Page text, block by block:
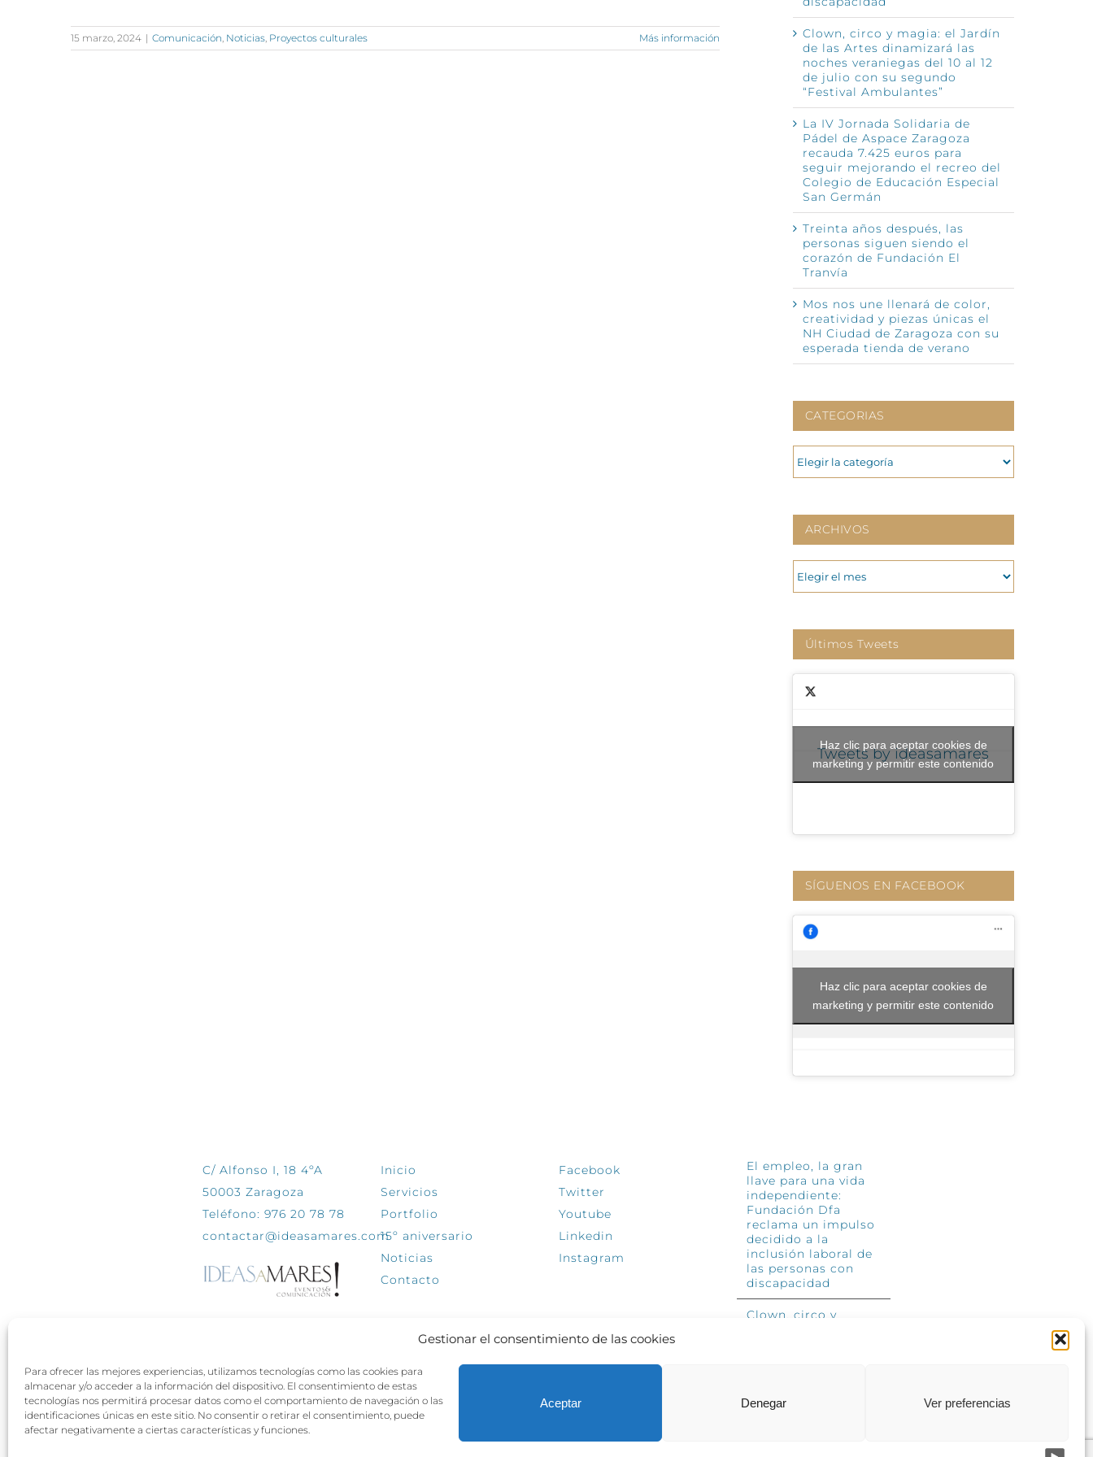
Gestionar el consentimiento de las cookies
Para ofrecer las mejores experiencias, utilizamos tecnologías como las cookies para
almacenar y/o acceder a la información del dispositivo. El consentimiento de estas
tecnologías nos permitirá procesar datos como el comportamiento de navegación o las
identificaciones únicas en este sitio. No consentir o retirar el consentimiento, puede
afectar negativamente a ciertas características y funciones.
Aceptar Denegar Ver preferencias
15 marzo, 2024 | Comunicación, Noticias, Proyectos culturales Más información
Clown, circo y magia: el Jardín
de las Artes dinamizará las
noches veraniegas del 10 al 12
de julio con su segundo
“Festival Ambulantes”
La IV Jornada Solidaria de
Pádel de Aspace Zaragoza
recauda 7.425 euros para
seguir mejorando el recreo del
Colegio de Educación Especial
San Germán
Treinta años después, las
personas siguen siendo el
corazón de Fundación El
Tranvía
Mos nos une llenará de color,
creatividad y piezas únicas el
NH Ciudad de Zaragoza con su
esperada tienda de verano
CATEGORIAS
CATEGORIAS
ARCHIVOS
ARCHIVOS
Últimos Tweets
Tweets by ideasamares
Haz clic para aceptar cookies de
marketing y permitir este contenido
SÍGUENOS EN FACEBOOK
Haz clic para aceptar cookies de
marketing y permitir este contenido
C/ Alfonso I, 18 4ºA
50003 Zaragoza
Teléfono: 976 20 78 78
contactar@ideasamares.com
Inicio
Servicios
Portfolio
15º aniversario
Noticias
Contacto
Facebook
Twitter
Youtube
Linkedin
Instagram
El empleo, la gran
llave para una vida
independiente:
Fundación Dfa
reclama un impulso
decidido a la
inclusión laboral de
las personas con
discapacidad
Clown, circo y
segundo “Festival